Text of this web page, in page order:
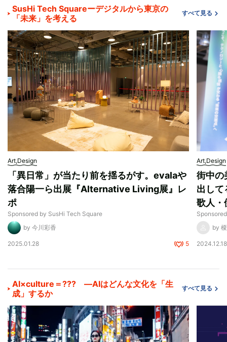
SusHi Tech Squareーデジタルから東京の
「未来」を考える
すべて見る
Art,Design
「異日常」が当たり前を揺るがす。evalaや
落合陽一ら出展『Alternative Living展』レ
ポ
Sponsored by SusHi Tech Square
by 今川彩香
2025.01.28 5
Art,Design
街中の
出して
歌人・
by
2024.12.18
AI×culture＝??? ―AIはどんな文化を「生
成」するか
すべて見る